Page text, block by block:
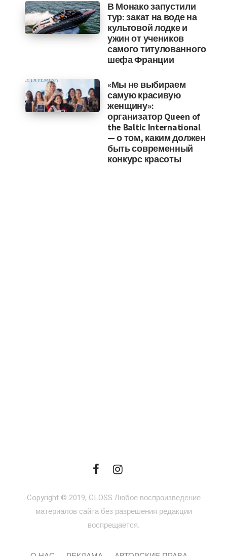
В Монако запустили
тур: закат на воде на
культовой лодке и
ужин от учеников
самого титулованного
шефа Франции
«Мы не выбираем
самую красивую
женщину»:
организатор Queen of
the Baltic International
— о том, каким должен
быть современный
конкурс красоты
Copyright © 2019, GLOSS Любое воспроизведение
материалов сайта без разрешения редакции
воспрещается.